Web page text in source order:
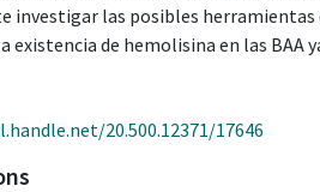
investigar las posibles
existencia de hemolisina en las BAA
20.500.12371/17646